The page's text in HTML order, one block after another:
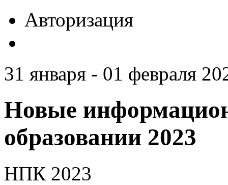
Авторизация
31 января - 01 февраля
Новые
образовании 2023
НПК 2023